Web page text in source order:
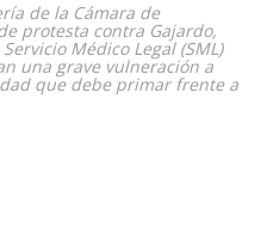
de la Cámara de
protesta contra Gajardo,
Médico Legal (SML)
una grave vulneración a
que debe primar frente a